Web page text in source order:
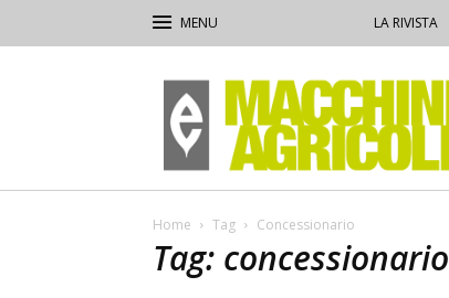
LA RIVISTA
Macchine
Agricole
Home Tag Concessionario
Tag: concessionario